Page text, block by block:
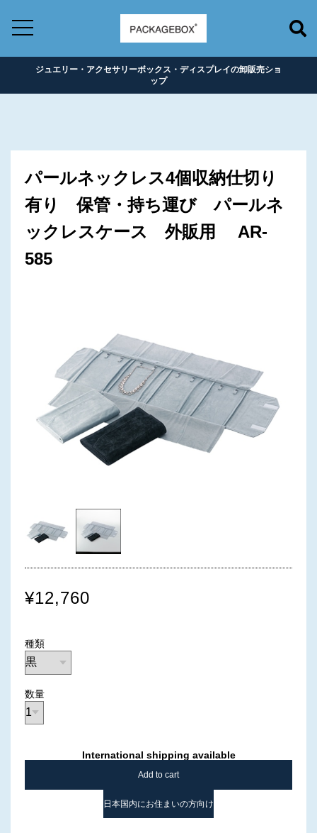
ジュエリー・アクセサリーボックス・ディスプレイの卸販売ショ
ップ
パールネックレス4個収納仕切り
有り 保管・持ち運び パールネ
ックレスケース 外販用 AR-
585
¥12,760
種類
数量
International shipping available
Add to cart
日本国内にお住まいの方向け